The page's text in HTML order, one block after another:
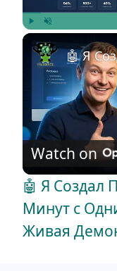
Watch on
🤖 Я Создал
Минут с
Живая